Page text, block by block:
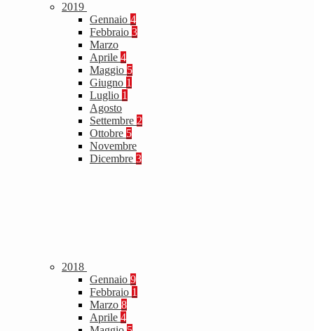
2019
Gennaio 4
Febbraio 3
Marzo
Aprile 4
Maggio 5
Giugno 1
Luglio 1
Agosto
Settembre 2
Ottobre 5
Novembre
Dicembre 3
2018
Gennaio 9
Febbraio 1
Marzo 8
Aprile 4